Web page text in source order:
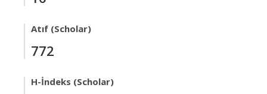
Atıf (Scholar)
772
H-İndeks (Scholar)